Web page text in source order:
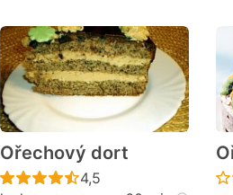
Ořechový dort
Recept ještě nebyl
4,5